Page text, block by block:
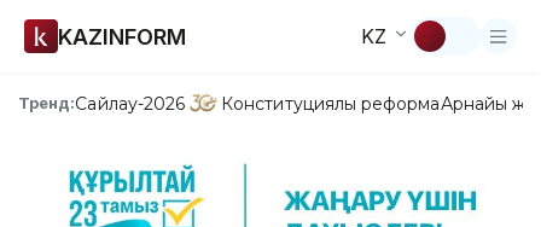
KAZINFORM KZ
Тренд:Сайлау-2026 Конституциялық реформаАрнайы